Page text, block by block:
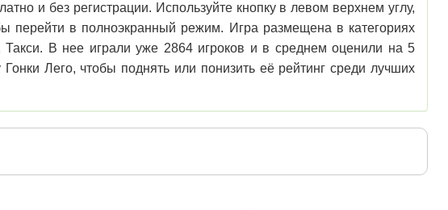
и без регистрации. Используйте кнопку в левом верхнем углу,
перейти в полноэкранный режим. Игра размещена в категориях
В нее играли уже 2864 игроков и в среднем оценили на 5
Лего, чтобы поднять или понизить её рейтинг среди лучших